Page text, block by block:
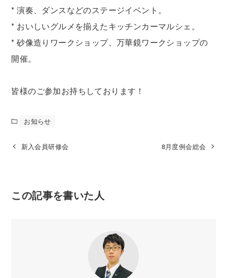
お知らせ
新入会員研修会 8月度例会総会
この記事を書いた人
* 演奏、ダンスなどのステージイベント。
* おいしいグルメを揃えたキッチンカーマルシェ。
* 砂像造りワークショップ、万華鏡ワークショップの
開催。
皆様のご参加お持ちしております！